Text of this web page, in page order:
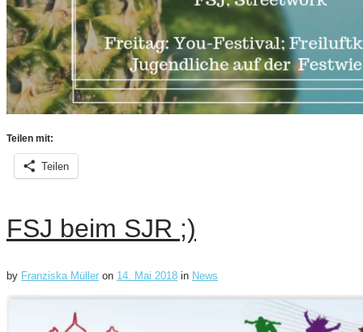
Teilen mit:
Teilen
FSJ beim SJR ;)
by Franziska Müller on 14. Mai 2018 in News